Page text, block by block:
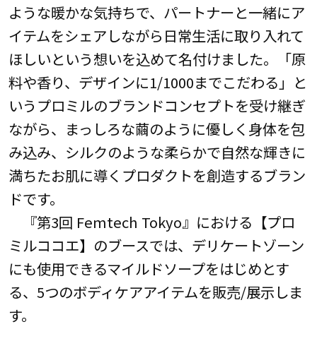
ような暖かな気持ちで、パートナーと一緒にア
イテムをシェアしながら日常生活に取り入れて
ほしいという想いを込めて名付けました。「原
料や香り、デザインに1/1000までこだわる」と
いうプロミルのブランドコンセプトを受け継ぎ
ながら、まっしろな繭のように優しく身体を包
み込み、シルクのような柔らかで自然な輝きに
満ちたお肌に導くプロダクトを創造するブラン
ドです。
『第3回 Femtech Tokyo』における【プロ
ミルココエ】のブースでは、デリケートゾーン
にも使用できるマイルドソープをはじめとす
る、5つのボディケアアイテムを販売/展示しま
す。